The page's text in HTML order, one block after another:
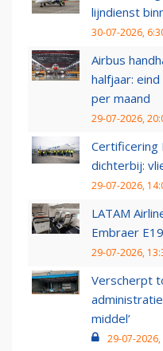
lijndienst
30-07-2026,
Airbus
halfjaar:
per maand
29-07-2026,
Certificering
dichterbij:
29-07-2026,
LATAM
Embraer
29-07-2026,
Verscherpt
middel’
29-07-2026,